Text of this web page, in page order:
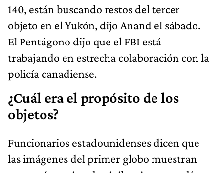
140, están buscando restos del tercer
objeto en el Yukón, dijo Anand el sábado.
El Pentágono dijo que el FBI está
trabajando en estrecha colaboración con la
policía canadiense.
¿Cuál era el propósito de los
objetos?
Funcionarios estadounidenses dicen que
las imágenes del primer globo muestran